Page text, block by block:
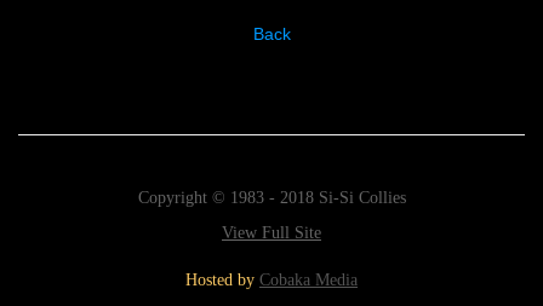
Back
Copyright © 1983 - 2018 Si-Si Collies
View Full Site
Hosted by Cobaka Media